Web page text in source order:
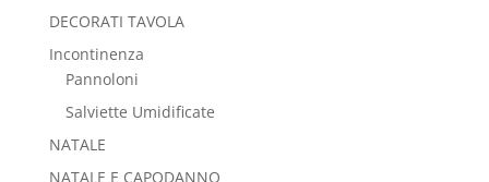
DECORATI TAVOLA
Incontinenza
Pannoloni
Salviette Umidificate
NATALE
NATALE E CAPODANNO